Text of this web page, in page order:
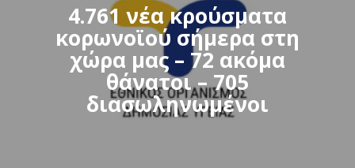
4.761 νέα κρούσματα
κορωνοϊού σήμερα στη
χώρα μας – 72 ακόμα
θάνατοι – 705
διασωληνωμένοι